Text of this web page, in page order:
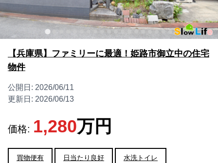
【兵庫県】ファミリーに最適！姫路市御立中の住宅
物件
公開日: 2026/06/11
更新日: 2026/06/13
価格: 1,280万円
買物便有 日当たり良好 水洗トイレ